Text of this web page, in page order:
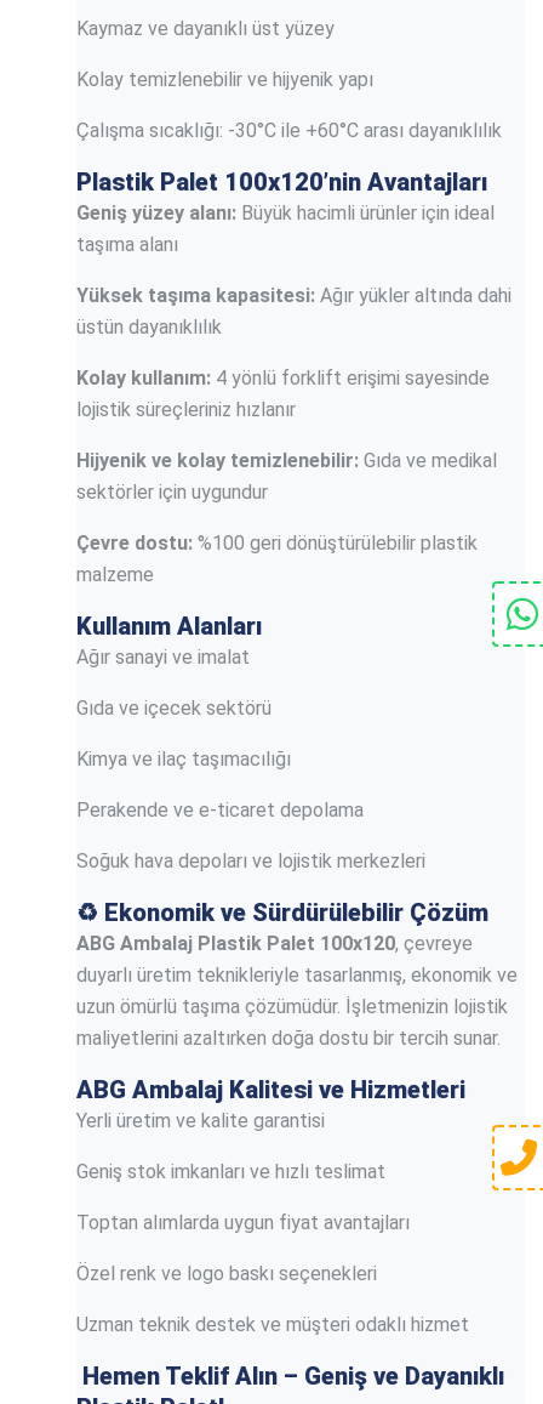
Kaymaz ve dayanıklı üst yüzey
Kolay temizlenebilir ve hijyenik yapı
Çalışma sıcaklığı: -30°C ile +60°C arası dayanıklılık
Plastik Palet 100x120’nin Avantajları
Geniş yüzey alanı: Büyük hacimli ürünler için ideal
taşıma alanı
Yüksek taşıma kapasitesi: Ağır yükler altında dahi
üstün dayanıklılık
Kolay kullanım: 4 yönlü forklift erişimi sayesinde
lojistik süreçleriniz hızlanır
Hijyenik ve kolay temizlenebilir: Gıda ve medikal
sektörler için uygundur
Çevre dostu: %100 geri dönüştürülebilir plastik
malzeme
Kullanım Alanları
Ağır sanayi ve imalat
Gıda ve içecek sektörü
Kimya ve ilaç taşımacılığı
Perakende ve e-ticaret depolama
Soğuk hava depoları ve lojistik merkezleri
♻️ Ekonomik ve Sürdürülebilir Çözüm
ABG Ambalaj Plastik Palet 100x120, çevreye
duyarlı üretim teknikleriyle tasarlanmış, ekonomik ve
uzun ömürlü taşıma çözümüdür. İşletmenizin lojistik
maliyetlerini azaltırken doğa dostu bir tercih sunar.
ABG Ambalaj Kalitesi ve Hizmetleri
Yerli üretim ve kalite garantisi
Geniş stok imkanları ve hızlı teslimat
Toptan alımlarda uygun fiyat avantajları
Özel renk ve logo baskı seçenekleri
Uzman teknik destek ve müşteri odaklı hizmet
Hemen Teklif Alın – Geniş ve Dayanıklı